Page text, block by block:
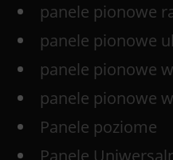
panele pionowe
panele pionowe
panele pionowe
panele pionowe
Panele poziome
Panele